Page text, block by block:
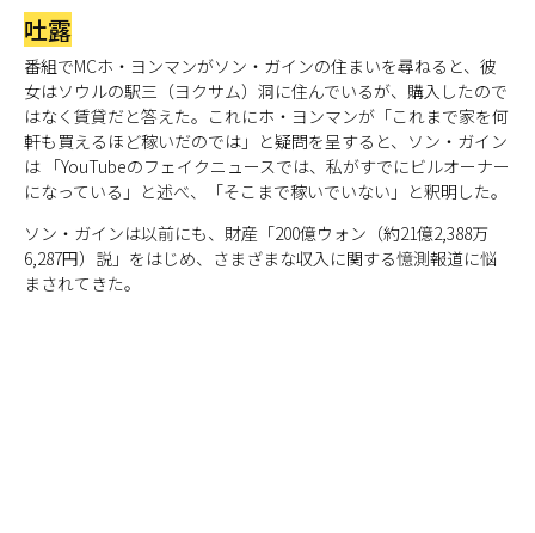
吐露
番組でMCホ・ヨンマンがソン・ガインの住まいを尋ねると、彼
女はソウルの駅三（ヨクサム）洞に住んでいるが、購入したので
はなく賃貸だと答えた。これにホ・ヨンマンが「これまで家を何
軒も買えるほど稼いだのでは」と疑問を呈すると、ソン・ガイン
は 「YouTubeのフェイクニュースでは、私がすでにビルオーナー
になっている」と述べ、「そこまで稼いでいない」と釈明した。
ソン・ガインは以前にも、財産「200億ウォン（約21億2,388万
6,287円）説」をはじめ、さまざまな収入に関する憶測報道に悩
まされてきた。